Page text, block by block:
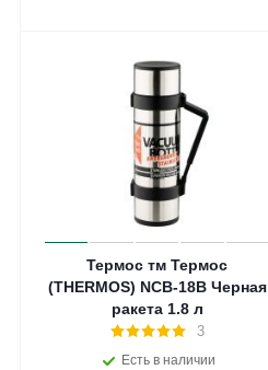
Термос тм Термос
(THERMOS) NCB-18B Черная
ракета 1.8 л
3
Есть в наличии